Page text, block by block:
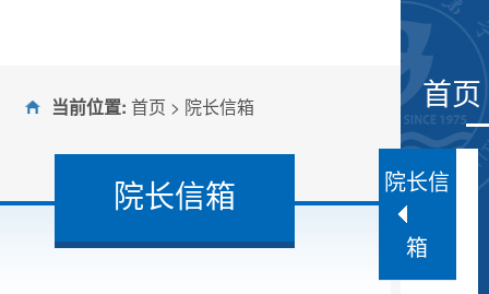
当前位置: 首页 > 院长信箱
院长信箱
首页
院长信
箱